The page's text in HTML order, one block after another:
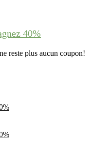
40%
reste plus aucun coupon!